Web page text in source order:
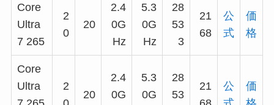
Core
Ultra
7 265
2
0
20
2.4
0G
Hz
5.3
0G
Hz
28
53
3
21
68
公
式
価
格
Core
Ultra
2
20
2.4
0G
5.3
0G
28
53
21
公
価